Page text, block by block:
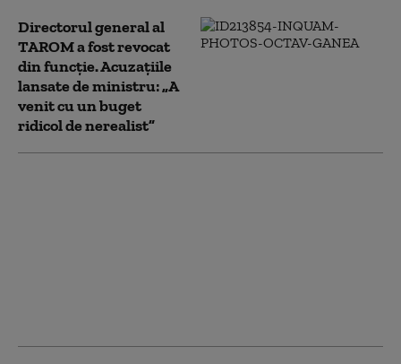
Directorul general al
TAROM a fost revocat
din funcție. Acuzațiile
lansate de ministru: „A
venit cu un buget
ridicol de nerealist”